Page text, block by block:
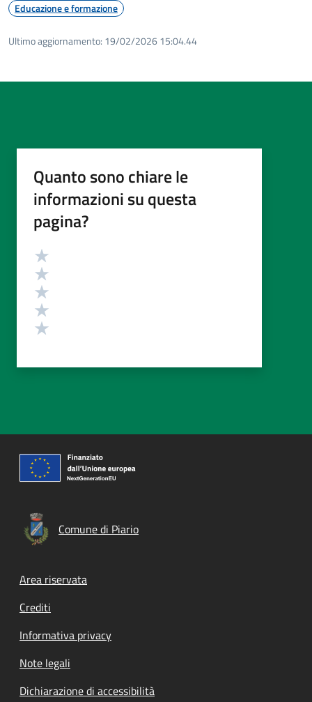
Educazione e formazione
Ultimo aggiornamento: 19/02/2026 15:04.44
Quanto sono chiare le
informazioni su questa
pagina?
Valutazione
Comune di Piario
Footer menu
Area riservata
Crediti
Informativa privacy
Note legali
Dichiarazione di accessibilità